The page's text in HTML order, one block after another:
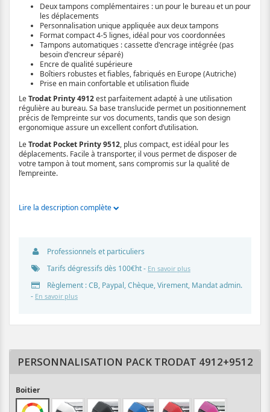
Deux tampons complémentaires : un pour le bureau et un pour
les déplacements
Personnalisation unique appliquée aux deux tampons
Format compact 4-5 lignes, idéal pour vos coordonnées
Tampons automatiques : cassette d'encrage intégrée (pas
besoin d'encreur séparé)
Encre de qualité supérieure
Boîtiers robustes et fiables, fabriqués en Europe (Autriche)
Prise en main confortable et utilisation fluide
LeTrodat Printy 4912est parfaitement adapté à une utilisation
régulière au bureau. Sa base translucide permet un positionnement
précis de l’empreinte sur vos documents, tandis que son design
ergonomique assure un excellent confort d’utilisation.
LeTrodat Pocket Printy 9512, plus compact, est idéal pour les
déplacements. Facile à transporter, il vous permet de disposer de
votre tampon à tout moment, sans compromis sur la qualité de
l’empreinte.
Lire la description complète
Professionnels et particuliers
Tarifs dégressifs dès 100€ht - En savoir plus
Règlement : CB, Paypal, Chèque, Virement, Mandat admin.
- En savoir plus
PERSONNALISATION PACK TRODAT 4912+9512
Boitier